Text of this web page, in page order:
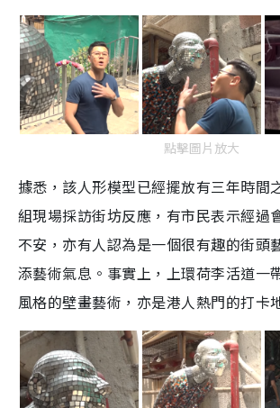
點擊圖片放大
據悉，該人形模型已經擺放有三年時間
組現場採訪街坊反應，有市民表示經過
不安，亦有人認為是一個很有趣的街頭
添藝術氣息。事實上，上環荷李活道一
風格的壁畫藝術，亦是港人熱門的打卡